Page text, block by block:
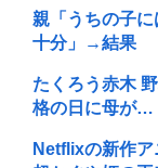
親「うちの子
十分」→結果
たくろう赤木
格の日に母が…
Netflixの新作ア